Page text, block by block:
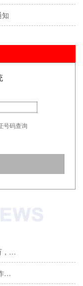
号码查询
，…
…